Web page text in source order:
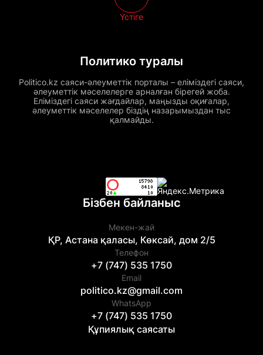
Политико туралы
Politico.kz саяси-әлеуметтік порталы – еліміздегі саяси,
әлеуметтік мәселелерге арналған бірегей жоба.
Еліміздегі саяси жағдайлар, маңызды оқиғалар,
әлеуметтік мәселелер біздің назарымыздан тыс
қалмайды.
Үстіге
Бізбен байланыс
Мекен-жай
ҚР, Астана қаласы, Көксай, дом 2/5
Телефон
+7 (747) 535 1750
Email
politico.kz@gmail.com
WhatsApp
+7 (747) 535 1750
Құпиялық саясаты